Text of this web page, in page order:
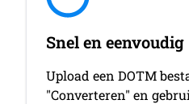
Snel en eenvoudig
Upload een DOTM
"Converteren" en